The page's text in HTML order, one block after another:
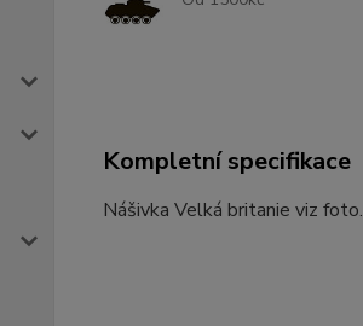
Kompletní specifikace
Nášivka Velká britanie viz foto.